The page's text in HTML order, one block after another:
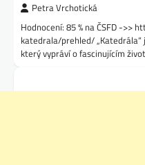
Petra Vrchotická
Hodnocení: 85 % na ČSFD ->>
katedrala/prehled/
který vypráví o fascinujícím